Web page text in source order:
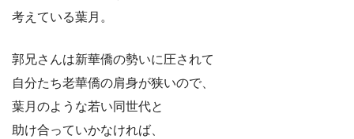
考えている葉月。
郭兄さんは新華僑の勢いに圧されて
自分たち老華僑の肩身が狭いので、
葉月のような若い同世代と
助け合っていかなければ、